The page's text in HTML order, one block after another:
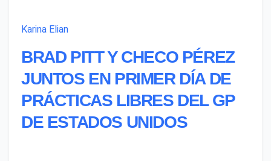
Karina Elian
BRAD PITT Y CHECO PÉREZ
JUNTOS EN PRIMER DÍA DE
PRÁCTICAS LIBRES DEL GP
DE ESTADOS UNIDOS